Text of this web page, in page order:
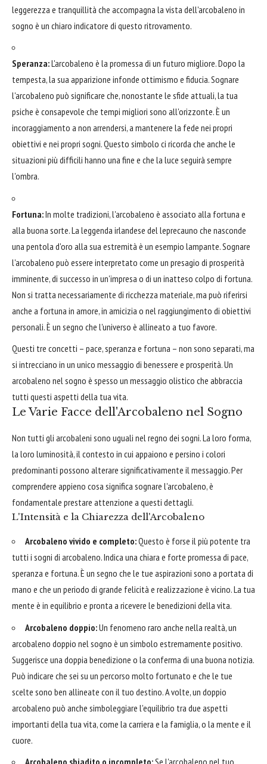
leggerezza e tranquillità che accompagna la vista dell'arcobaleno in
sogno è un chiaro indicatore di questo ritrovamento.
Speranza:L'arcobaleno è la promessa di un futuro migliore. Dopo la
tempesta, la sua apparizione infonde ottimismo e fiducia. Sognare
l'arcobaleno può significare che, nonostante le sfide attuali, la tua
psiche è consapevole che tempi migliori sono all'orizzonte. È un
incoraggiamento a non arrendersi, a mantenere la fede nei propri
obiettivi e nei propri sogni. Questo simbolo ci ricorda che anche le
situazioni più difficili hanno una fine e che la luce seguirà sempre
l'ombra.
Fortuna:In molte tradizioni, l'arcobaleno è associato alla fortuna e
alla buona sorte. La leggenda irlandese del leprecauno che nasconde
una pentola d'oro alla sua estremità è un esempio lampante. Sognare
l'arcobaleno può essere interpretato come un presagio di prosperità
imminente, di successo in un'impresa o di un inatteso colpo di fortuna.
Non si tratta necessariamente di ricchezza materiale, ma può riferirsi
anche a fortuna in amore, in amicizia o nel raggiungimento di obiettivi
personali. È un segno che l'universo è allineato a tuo favore.
Questi tre concetti – pace, speranza e fortuna – non sono separati, ma
si intrecciano in un unico messaggio di benessere e prosperità. Un
arcobaleno nel sogno è spesso un messaggio olistico che abbraccia
tutti questi aspetti della tua vita.
Le Varie Facce dell'Arcobaleno nel Sogno
Non tutti gli arcobaleni sono uguali nel regno dei sogni. La loro forma,
la loro luminosità, il contesto in cui appaiono e persino i colori
predominanti possono alterare significativamente il messaggio. Per
comprendere appieno cosa significa sognare l'arcobaleno, è
fondamentale prestare attenzione a questi dettagli.
L'Intensità e la Chiarezza dell'Arcobaleno
Arcobaleno vivido e completo:Questo è forse il più potente tra
tutti i sogni di arcobaleno. Indica una chiara e forte promessa di pace,
speranza e fortuna. È un segno che le tue aspirazioni sono a portata di
mano e che un periodo di grande felicità e realizzazione è vicino. La tua
mente è in equilibrio e pronta a ricevere le benedizioni della vita.
Arcobaleno doppio:Un fenomeno raro anche nella realtà, un
arcobaleno doppio nel sogno è un simbolo estremamente positivo.
Suggerisce una doppia benedizione o la conferma di una buona notizia.
Può indicare che sei su un percorso molto fortunato e che le tue
scelte sono ben allineate con il tuo destino. A volte, un doppio
arcobaleno può anche simboleggiare l'equilibrio tra due aspetti
importanti della tua vita, come la carriera e la famiglia, o la mente e il
cuore.